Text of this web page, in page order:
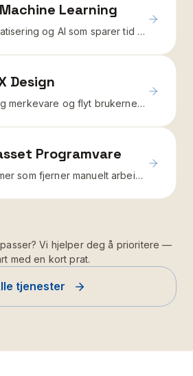
Learning
og AI som sparer tid i
Design
merkevare og flyt brukerne
Programvare
som fjerner manuelt arbeid i
Vi hjelper deg å prioritere —
med en kort prat.
tjenester